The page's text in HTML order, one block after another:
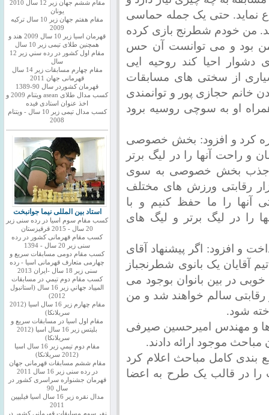
نماید. حتی یک جمله حماسی
من خودم شطرنج بازی کرده
من بود و می توانست آن حس
دشوار احیا کند روحیه ایی
از سختی های مسابقات
خانم حجازی پور و توانمندی
او به سوچی روسیه برود
کرد و افزود: بخش خصوصی
و راحت آنها را در لیگ برتر
جذب بخش خصوصی به سوی
رقابتی ورزش های مختلف
آنها را ما حفظ کنیم و با
را در لیگ برتر و لیگ های
و افزود: اگر پیشنهاد آقای
آقایان یک بانوی شطرنجباز
در بین بانوان بوجود می
و رقابتی سالم خواهند شد و من
شود.
و مهندس امیرحسین صیرفی
موجود ارائه دادند.
بندی کامل مباحث اعلام کرد
را در قالب یک طرح به اعضا
مقام ششم جهان زیر 12 سال 2010
یونان
مقام هفتم جهان زیر 10 سال ترکیه
2009
قهرمان اسيا زیر 10 سال 2009 هند و
همچنین طلای تیمی زیر 10 سال
مقام اول كشور در رده سني زير 12
سال
مقام چهارم مسابقات زیر 14 سال
قهرمانی جهان 2011
قهرمان کشوردر سال 90-1389
کسب مدال طلای asean ویتنام 2009 و
اخذ عنوان استادی فیده
کسب مدال تیمی زیر 10 سال - ویتنام
2008
استاد بین المللی نیما جوانبخت
کسب مقام سوم اسیا در رده سنی زیر
20 سال - 2015 قرقیزستان
کسب مقام قهرمانی کشور در رده
سنی زیر 20 سال - 1394
کسب مقام دومی مسابقات سریع و
چهارمی متعارف قهرمانی اسیا - رده
سنی زیر 18 سال -ایران 2013
كسب مقام دوم تيمي در مسابقات
المپياد جهاني زير 16 سال (استانبول
2012)
مقام چهارم زير 16 سال اسيا (2012
سريلانكا)
مقام اول اسيا در مسابقات سريع و
بليتس زير 16 سال اسيا (2012
سريلانكا)
مقام دوم تيمي زير 16 سال اسيا
(2012 سريلانكا)
مقام ششم مسابقات قهرمانی جهان
در رده سنی زیر 16 سال 2011
قهرمان جشنواره سراسری کشور در
سال 90
مدال نقره زیر 16 سال اسیا فیلیپین
2011
نفر سوم مسابقات قهرمانی کشور در